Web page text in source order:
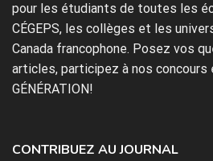
pour les étudiants de toutes les
CÉGEPS, les collèges et les
Canada francophone. Posez vos
articles, participez à nos concours
GÉNÉRATION!
CONTRIBUEZ AU JOURNAL